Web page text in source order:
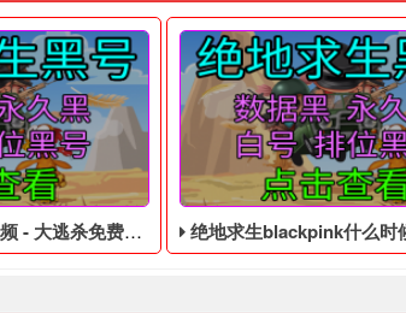
杀免费的皮肤黑号 绝地求生blackpink什么时候返场 - 绝地求生低